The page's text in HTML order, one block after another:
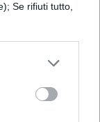
Se rifiuti tutto,
tesi di
o
studenti